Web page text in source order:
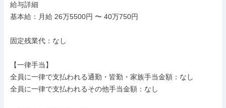
給与詳細
基本給：月給 26万5500円 〜 40万750円
固定残業代：なし
【一律手当】
全員に一律で支払われる通勤・皆勤・家族手当金額：なし
全員に一律で支払われるその他手当金額：なし